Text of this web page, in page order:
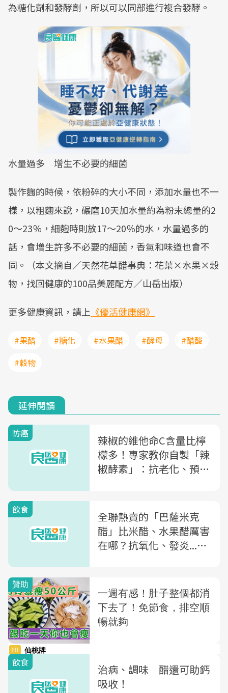
為糖化劑和發酵劑，所以可以同部進行複合發酵。
水量過多 增生不必要的細菌
製作麴的時候，依粉碎的大小不同，添加水量也不一
樣，以粗麴來說，碾磨10天加水量約為粉末總量的2
0～23％，細麴時則放17～20％的水，水量過多的
話，會增生許多不必要的細菌，香氣和味道也會不
同。（本文摘自／天然花草醋事典：花葉×水果×穀
物，找回健康的100品美麗配方／山岳出版）
更多健康資訊，請上 《優活健康網》
#果醋 #糖化 #水果醋 #酵母
#醋酸
#穀物
延伸閱讀
防癌
辣椒的維他命C含量比檸
檬多！專家教你自製「辣
椒酵素」：抗老化、預防
飲食
全聯熱賣的「巴薩米克
醋」比米醋、水果醋厲害
在哪？抗氧化、發炎...它
飲食
治病、調味 醋還可助鈣
吸收！